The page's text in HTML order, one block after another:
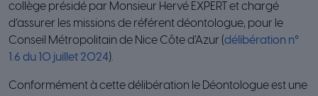
collège présidé par Monsieur Hervé EXPERT et chargé
d’assurer les missions de référent déontologue, pour le
Conseil Métropolitain de Nice Côte d’Azur (délibération n°
1.6 du 10 juillet 2024).
Conformément à cette délibération le Déontologue est une